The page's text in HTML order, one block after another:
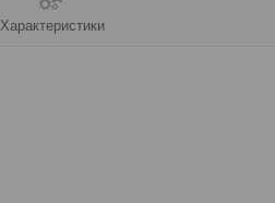
Характеристики